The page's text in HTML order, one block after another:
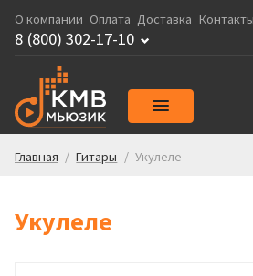
О компании Оплата Доставка Контакты
8 (800) 302-17-10
Главная / Гитары / Укулеле
Укулеле